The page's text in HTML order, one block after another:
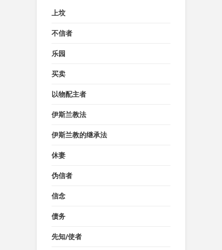
上坟
不信者
乐园
买卖
以物配主者
伊斯兰教法
伊斯兰教的继承法
休妻
伪信者
信念
债务
先知/使者